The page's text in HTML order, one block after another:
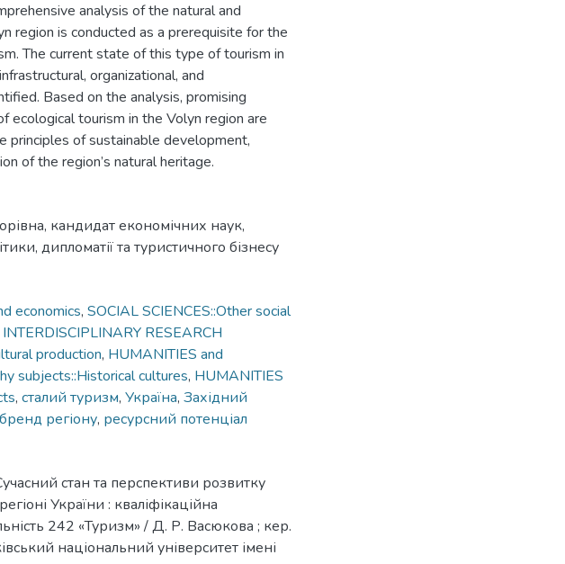
analysis of the natural and
region is conducted as a prerequisite for the
The current state of this type of tourism in
organizational, and
Based on the analysis, promising
ecological tourism in the Volyn region are
principles of sustainable development,
of the region’s natural heritage.
кандидат економічних наук,
дипломатії та туристичного бізнесу
economics, SOCIAL SCIENCES::Other social
INTERDISCIPLINARY RESEARCH
production, HUMANITIES and
subjects::Historical cultures, HUMANITIES
, сталий туризм, Україна, Західний
регіону, ресурсний потенціал
стан та перспективи розвитку
України : кваліфікаційна
242 «Туризм» / Д. Р. Васюкова ; кер.
національний університет імені